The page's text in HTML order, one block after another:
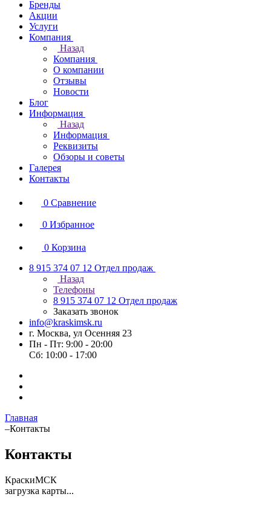
Бренды
Акции
Услуги
Компания
Назад
Компания
О компании
Отзывы
Новости
Блог
Информация
Назад
Информация
Реквизиты
Обзоры и советы
Галерея
Контакты
0 Сравнение
0 Избранное
0 Корзина
8 915 374 07 12 Отдел продаж
Назад
Телефоны
8 915 374 07 12 Отдел продаж
Заказать звонок
info@kraskimsk.ru
г. Москва, ул Осенняя 23
Пн - Пт: 9:00 - 20:00
Сб: 10:00 - 17:00
Главная
–Контакты
Контакты
КраскиМСК
загрузка карты...